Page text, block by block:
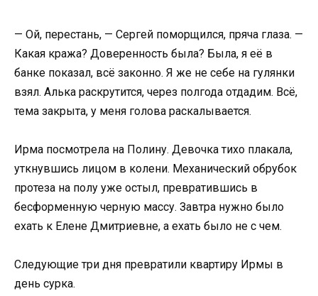
— Ой, перестань, — Сергей поморщился, пряча глаза. —
Какая кража? Доверенность была? Была, я её в
банке показал, всё законно. Я же не себе на гулянки
взял. Алька раскрутится, через полгода отдадим. Всё,
тема закрыта, у меня голова раскалывается.
Ирма посмотрела на Полину. Девочка тихо плакала,
уткнувшись лицом в колени. Механический обрубок
протеза на полу уже остыл, превратившись в
бесформенную черную массу. Завтра нужно было
ехать к Елене Дмитриевне, а ехать было не с чем.
Следующие три дня превратили квартиру Ирмы в
день сурка.